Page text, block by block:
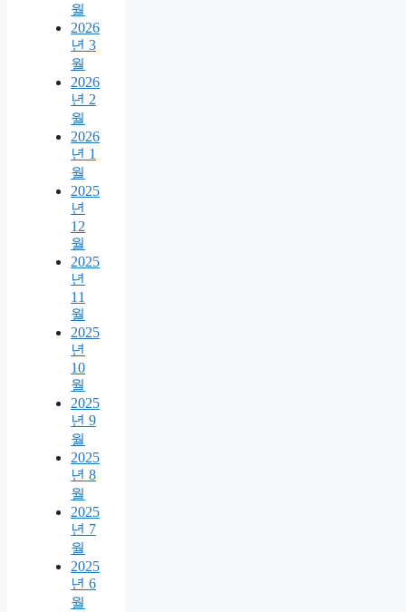
월
2026
년 3
월
2026
년 2
월
2026
년 1
월
2025
년
12
월
2025
년
11
월
2025
년
10
월
2025
년 9
월
2025
년 8
월
2025
년 7
월
2025
년 6
월